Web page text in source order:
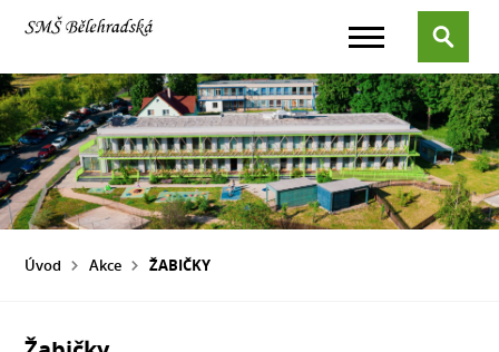
Úvod Akce ŽABIČKY